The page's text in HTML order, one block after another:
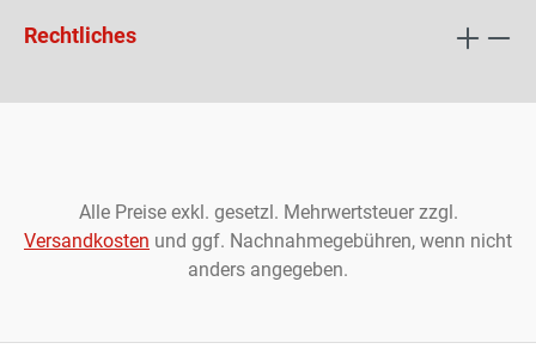
Rechtliches
Alle Preise exkl. gesetzl. Mehrwertsteuer zzgl.
Versandkosten und ggf. Nachnahmegebühren, wenn nicht
anders angegeben.